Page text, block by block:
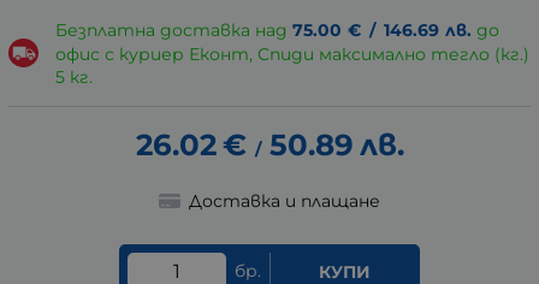
Безплатна доставка над 75.00 € / 146.69 лв. до
офис с куриер Еконт, Спиди максимално тегло (кг.)
5 кг.
26.02€ / 50.89 лв.
Доставка и плащане
бр. КУПИ